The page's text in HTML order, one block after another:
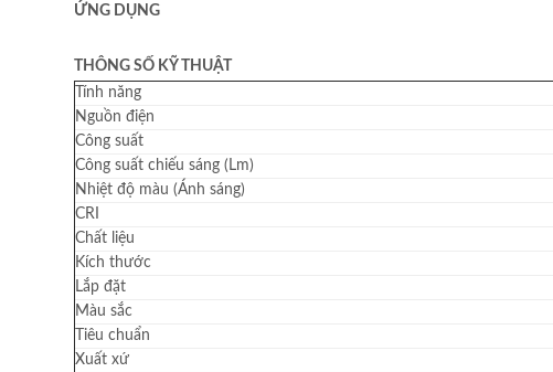
ỨNG DỤNG
THÔNG SỐ KỸ THUẬT
Tính năng
Nguồn điện
Công suất
Công suất chiếu sáng (Lm)
Nhiệt độ màu (Ánh sáng)
CRI
Chất liệu
Kích thước
Lắp đặt
Màu sắc
Tiêu chuẩn
Xuất xứ